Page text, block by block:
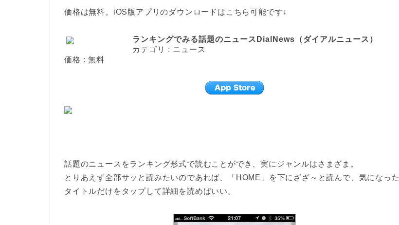
価格は無料。iOS版アプリのダウンロードはこちら可能です↓
ランキングでみる話題のニュースDialNews（ダイアルニュース）
カテゴリ : ニュース
価格 : 無料
話題のニュースをランキング形式で読むことができ、実にジャンルはさまざま。
とりあえず全部サッと読みたいのであれば、「HOME」を下にざざ～と読んで、気になった
タイトルだけをタップして詳細を読めばいい。